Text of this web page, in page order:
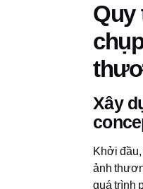
Quy
Xây
Khởi
ảnh
quá trình